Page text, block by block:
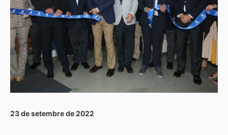
23 de setembre de 2022